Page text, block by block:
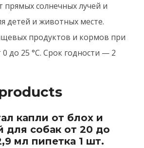
солнечных лучей и
детей и животных месте.
продуктов и кормов при
до 25 °C. Срок годности — 2
капли от блох и
для собак от 20 до
мл пипетка 1 шт.